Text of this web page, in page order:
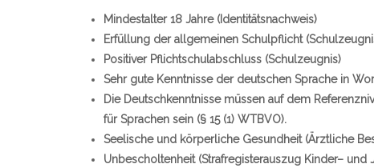
Mindestalter 18 Jahre (Identitätsnachweis)
Erfüllung der allgemeinen Schulpflicht
Positiver Pflichtschulabschluss (Schulzeugnis)
Sehr gute Kenntnisse der deutschen Sprache in
Die Deutschkenntnisse müssen auf dem
für Sprachen sein (§ 15 (1) WTBVO).
Seelische und körperliche Gesundheit (Ärztliche
Unbescholtenheit (Strafregisterauszug Kinder– und